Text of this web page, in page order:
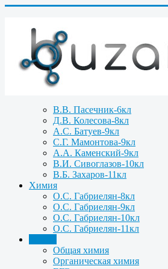
В.В. Пасечник-6кл
Д.В. Колесова-8кл
А.С. Батуев-9кл
С.Г. Мамонтова-9кл
А.А. Каменский-9кл
В.И. Сивоглазов-10кл
В.Б. Захаров-11кл
Химия
О.С. Габриелян-8кл
О.С. Габриелян-9кл
О.С. Габриелян-10кл
О.С. Габриелян-11кл
Общая химия
Органическая химия